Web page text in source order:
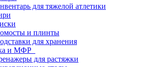
для тяжелой атлетики
и плинты
для хранения
и МФР
для растяжки